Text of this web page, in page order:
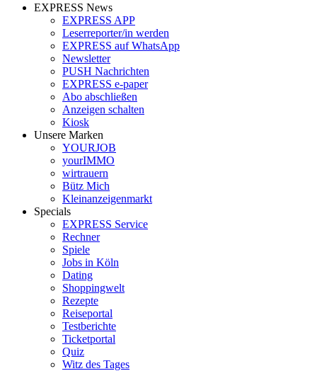
EXPRESS News
EXPRESS APP
Leserreporter/in werden
EXPRESS auf WhatsApp
Newsletter
PUSH Nachrichten
EXPRESS e-paper
Abo abschließen
Anzeigen schalten
Kiosk
Unsere Marken
YOURJOB
yourIMMO
wirtrauern
Bütz Mich
Kleinanzeigenmarkt
Specials
EXPRESS Service
Rechner
Spiele
Jobs in Köln
Dating
Shoppingwelt
Rezepte
Reiseportal
Testberichte
Ticketportal
Quiz
Witz des Tages